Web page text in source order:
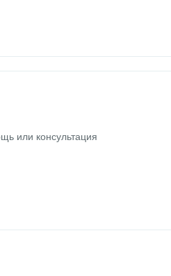
или консультация